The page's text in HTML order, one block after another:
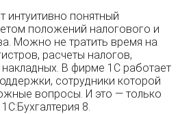
интуитивно понятный
положений налогового и
Можно не тратить время на
расчеты налогов,
В фирме 1С работает
сотрудники которой
вопросы. И это — только
8.